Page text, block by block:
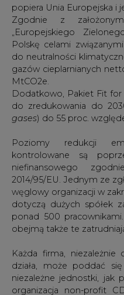
popiera Unia Europejska i
Zgodnie z
„Europejskiego
Polskę celami
do neutralności
gazów cieplarnianych
MtCO2e.
Dodatkowo, Pakiet Fit for
do zredukowania do
gases) do 55 proc.
Poziomy redukcji
kontrolowane są
niefinansowego
2014/95/EU. Jednym ze
węglowy organizacji w
dotyczą dużych spółek
ponad 500
obejmą także te
Każda firma,
działa, może poddać
niezależne jednostki, jak
organizacja non-profit